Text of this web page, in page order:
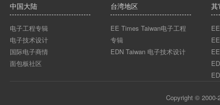
中国大陆
电子工程专辑
电子技术设计
国际电子商情
面包板社区
台湾地区
EE Times Taiwan电子工程
专辑
EDN Taiwan 电子技术设计
其
Copyright © 2000-